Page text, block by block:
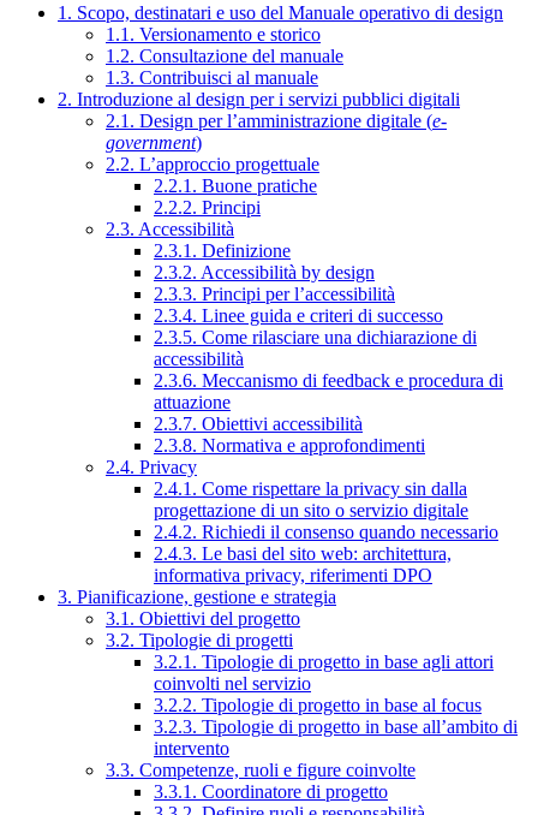
1. Scopo, destinatari e uso del Manuale operativo di design
1.1. Versionamento e storico
1.2. Consultazione del manuale
1.3. Contribuisci al manuale
2. Introduzione al design per i servizi pubblici digitali
2.1. Design per l’amministrazione digitale (e-
government)
2.2. L’approccio progettuale
2.2.1. Buone pratiche
2.2.2. Principi
2.3. Accessibilità
2.3.1. Definizione
2.3.2. Accessibilità by design
2.3.3. Principi per l’accessibilità
2.3.4. Linee guida e criteri di successo
2.3.5. Come rilasciare una dichiarazione di
accessibilità
2.3.6. Meccanismo di feedback e procedura di
attuazione
2.3.7. Obiettivi accessibilità
2.3.8. Normativa e approfondimenti
2.4. Privacy
2.4.1. Come rispettare la privacy sin dalla
progettazione di un sito o servizio digitale
2.4.2. Richiedi il consenso quando necessario
2.4.3. Le basi del sito web: architettura,
informativa privacy, riferimenti DPO
3. Pianificazione, gestione e strategia
3.1. Obiettivi del progetto
3.2. Tipologie di progetti
3.2.1. Tipologie di progetto in base agli attori
coinvolti nel servizio
3.2.2. Tipologie di progetto in base al focus
3.2.3. Tipologie di progetto in base all’ambito di
intervento
3.3. Competenze, ruoli e figure coinvolte
3.3.1. Coordinatore di progetto